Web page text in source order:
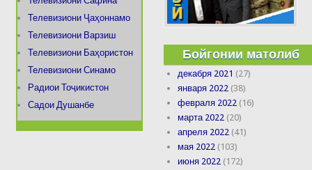
Телевизиони Ҷаҳоннамо
Телевизиони Варзиш
Телевизиони Баҳористон
Телевизиони Синамо
Радиои Тоҷикистон
Садои Душанбе
Бойгонии матолиб
декабря 2021 (27)
января 2022 (38)
февраля 2022 (16)
марта 2022 (20)
апреля 2022 (41)
мая 2022 (103)
июня 2022 (172)